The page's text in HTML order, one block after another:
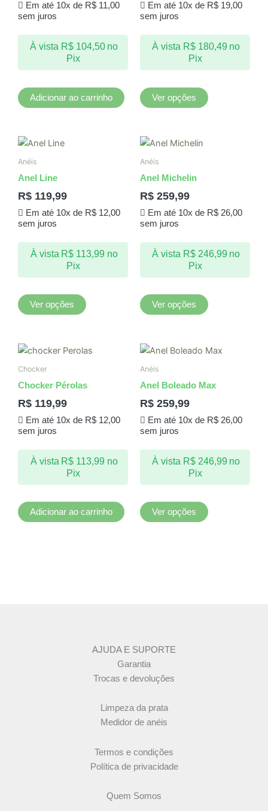
Em até 10x de R$11,00
sem juros
À vista R$104,50 no
Pix
Adicionar ao carrinho
Em até 10x de R$19,00
sem juros
À vista R$180,49 no
Pix
Ver opções
As
podem
ser
página
Anéis
Anel Line
R$ 119,99
Em até 10x de R$12,00
sem juros
À vista R$ 113,99 no
Pix
Ver opções
As
podem
ser
página
Anéis
Anel Michelin
R$ 259,99
Em até 10x de R$26,00
sem juros
À vista R$246,99 no
Pix
Ver opções
As
podem
ser
página
Chocker
Chocker Pérolas
R$ 119,99
Em até 10x de R$12,00
sem juros
À vista R$ 113,99 no
Pix
Adicionar ao carrinho
Anéis
Anel Boleado Max
R$ 259,99
Em até 10x de R$26,00
sem juros
À vista R$246,99 no
Pix
Ver opções
Este
As
podem
ser
página
AJUDA E SUPORTE
Garantia
Trocas e devoluções
Limpeza da prata
Medidor de anéis
Termos e condições
Política de privacidade
Quem Somos